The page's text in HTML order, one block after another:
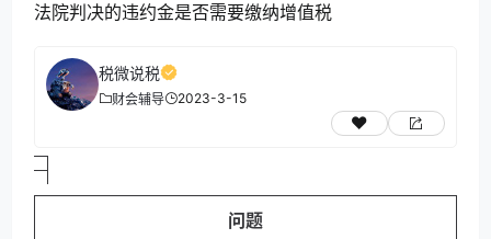
法院判决的违约金是否需要缴纳增值税
税微说税
财会辅导 2023-3-15
问题